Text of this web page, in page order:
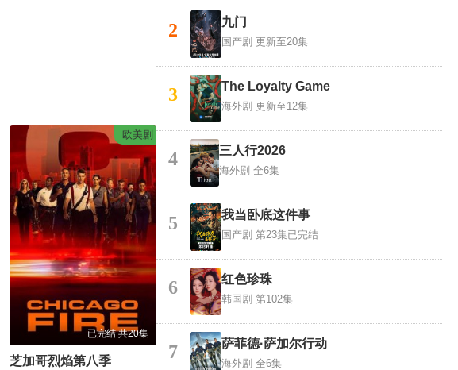
欧美剧
已完结 共20集
芝加哥烈焰第八季
2 九门
国产剧 更新至20集
3 The Loyalty Game
海外剧 更新至12集
4 三人行2026
海外剧 全6集
5 我当卧底这件事
国产剧 第23集已完结
6 红色珍珠
韩国剧 第102集
7 萨菲德·萨加尔行动
海外剧 全6集